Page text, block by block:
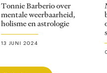
Tonnie Barberio over
mentale weerbaarheid,
holisme en astrologie
13 JUNI 2024